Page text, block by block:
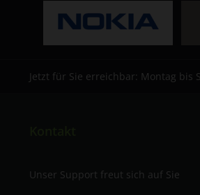
Jetzt für Sie erreichbar: Montag bis
Unser Support freut sich auf Sie